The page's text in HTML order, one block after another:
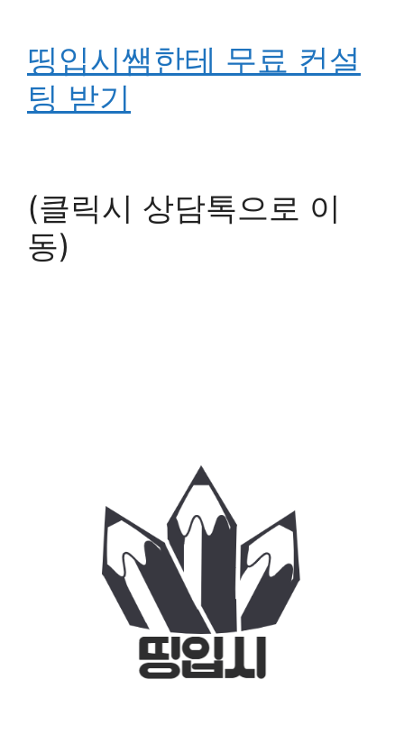
띵입시쌤한테 무료 컨설
팅 받기
(클릭시 상담톡으로 이
동)